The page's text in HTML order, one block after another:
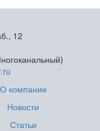
12
О компании
Новости
Статьи